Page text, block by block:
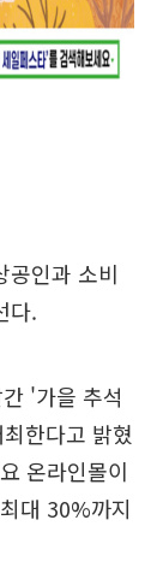
공인과 소비
다.
'가을 추석
한다고 밝혔
온라인몰이
대 30%까지